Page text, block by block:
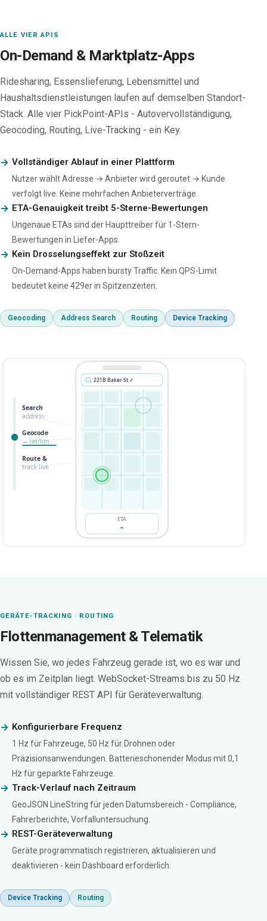
ALLE VIER APIS
On-Demand & Marktplatz-Apps
Ridesharing, Essenslieferung, Lebensmittel und
Haushaltsdienstleistungen laufen auf demselben Standort-
Stack. Alle vier PickPoint-APIs - Autovervollständigung,
Geocoding, Routing, Live-Tracking - ein Key.
Vollständiger Ablauf in einer Plattform
Nutzer wählt Adresse → Anbieter wird geroutet → Kunde
verfolgt live. Keine mehrfachen Anbieterverträge.
ETA-Genauigkeit treibt 5-Sterne-Bewertungen
Ungenaue ETAs sind der Haupttreiber für 1-Stern-
Bewertungen in Liefer-Apps.
Kein Drosselungseffekt zur Stoßzeit
On-Demand-Apps haben bursty Traffic. Kein QPS-Limit
bedeutet keine 429er in Spitzenzeiten.
Geocoding Address Search Routing Device Tracking
221B Baker St ✓
🏠
ETA
-
Search
address
Geocode
→ lat/lon
Route &
track live
GERÄTE-TRACKING · ROUTING
Flottenmanagement & Telematik
Wissen Sie, wo jedes Fahrzeug gerade ist, wo es war und
ob es im Zeitplan liegt. WebSocket-Streams bis zu 50 Hz
mit vollständiger REST API für Geräteverwaltung.
Konfigurierbare Frequenz
1 Hz für Fahrzeuge, 50 Hz für Drohnen oder
Präzisionsanwendungen. Batterieschonender Modus mit 0,1
Hz für geparkte Fahrzeuge.
Track-Verlauf nach Zeitraum
GeoJSON LineString für jeden Datumsbereich - Compliance,
Fahrerberichte, Vorfalluntersuchung.
REST-Geräteverwaltung
Geräte programmatisch registrieren, aktualisieren und
deaktivieren - kein Dashboard erforderlich.
Device Tracking Routing